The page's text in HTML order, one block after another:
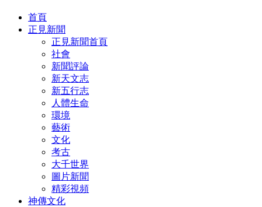
首頁
正見新聞
正見新聞首頁
社會
新聞評論
新天文志
新五行志
人體生命
環境
藝術
文化
考古
大千世界
圖片新聞
精彩視頻
神傳文化